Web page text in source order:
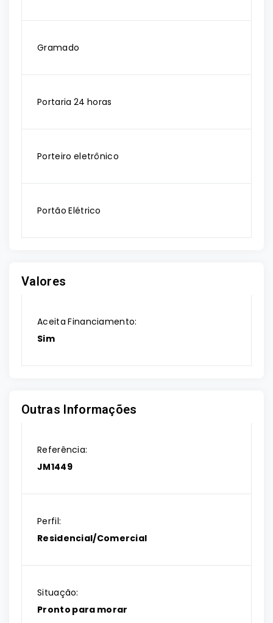
Gramado
Portaria 24 horas
Porteiro eletrônico
Portão Elétrico
Valores
Aceita Financiamento:
Sim
Outras Informações
Referência:
JM1449
Perfil:
Residencial/Comercial
Situação:
Pronto para morar